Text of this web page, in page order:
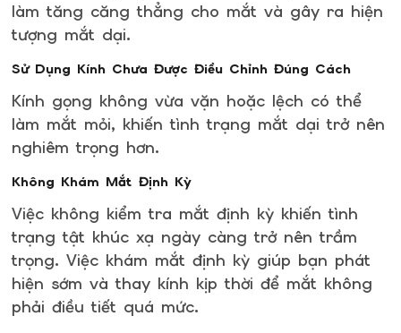
làm tăng căng thẳng cho mắt và gây ra hiện
tượng mắt dại.
Sử Dụng Kính Chưa Được Điều Chỉnh Đúng Cách
Kính gọng không vừa vặn hoặc lệch có thể
làm mắt mỏi, khiến tình trạng mắt dại trở nên
nghiêm trọng hơn.
Không Khám Mắt Định Kỳ
Việc không kiểm tra mắt định kỳ khiến tình
trạng tật khúc xạ ngày càng trở nên trầm
trọng. Việc khám mắt định kỳ giúp bạn phát
hiện sớm và thay kính kịp thời để mắt không
phải điều tiết quá mức.